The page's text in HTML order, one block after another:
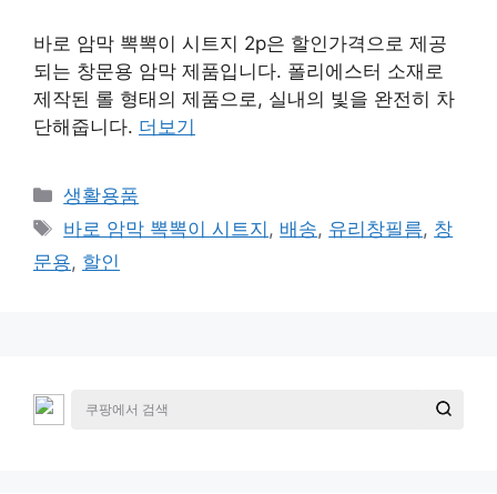
바로 암막 뽁뽁이 시트지 2p은 할인가격으로 제공
되는 창문용 암막 제품입니다. 폴리에스터 소재로
제작된 롤 형태의 제품으로, 실내의 빛을 완전히 차
단해줍니다. 더보기
카
테
고
리
생활용품
태
그
바로 암막 뽁뽁이 시트지 , 배송, 유리창필름, 창
문용, 할인